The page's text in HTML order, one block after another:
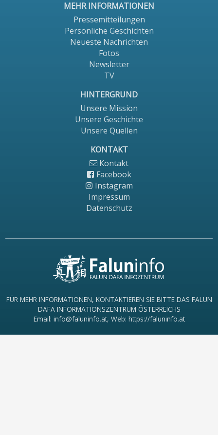
MEHR INFORMATIONEN
Pressemitteilungen
Persönliche Geschichten
Neueste Nachrichten
Fotos
Newsletter
TV
HINTERGRUND
Unsere Mission
Unsere Geschichte
Unsere Quellen
KONTAKT
Kontakt
Facebook
Instagram
Impressum
Datenschutz
FÜR MEHR INFORMATIONEN, KONTAKTIEREN SIE BITTE DAS FALUN
DAFA INFORMATIONSZENTRUM ÖSTERREICHS
Email: info@faluninfo.at, Web: https://faluninfo.at